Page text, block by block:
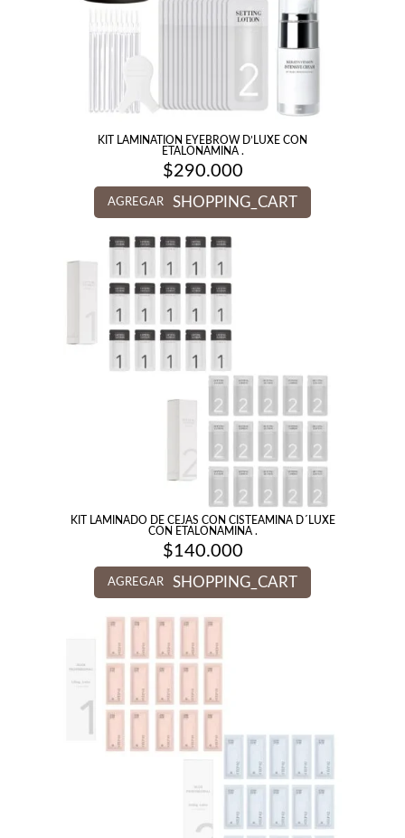
KIT LAMINATION EYEBROW D’LUXE CON
ETALONAMINA .
$290.000
AGREGAR SHOPPING_CART
KIT LAMINADO DE CEJAS CON CISTEAMINA D´LUXE
CON ETALONAMINA .
$140.000
AGREGAR SHOPPING_CART